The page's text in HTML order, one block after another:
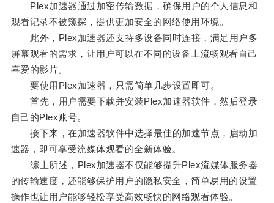
Plex加速器通过加密传输数据，确保用户的个人信息和
观看记录不被窥探，提供更加安全的网络使用环境。
此外，Plex加速器还支持多设备同时连接，满足用户多
屏幕观看的需求，让用户可以在不同的设备上流畅观看自己
喜爱的影片。
要使用Plex加速器，只需简单几步设置即可。
首先，用户需要下载并安装Plex加速器软件，然后登录
自己的Plex账号。
接下来，在加速器软件中选择最佳的加速节点，启动加
速器，即可享受流媒体观看的全新体验。
综上所述，Plex加速器不仅能够提升Plex流媒体服务器
的传输速度，还能够保护用户的隐私安全，简单易用的设置
操作也让用户能够轻松享受高效畅快的网络观看体验。